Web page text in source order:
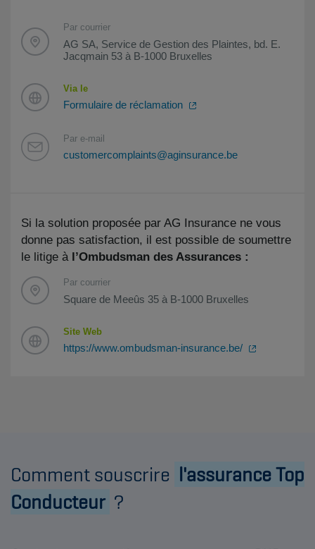
Par courrier
AG SA, Service de Gestion des Plaintes, bd. E.
Jacqmain 53 à B-1000 Bruxelles
Via le
Formulaire de réclamation
Par e-mail
customercomplaints@aginsurance.be
Si la solution proposée par AG Insurance ne vous
donne pas satisfaction, il est possible de soumettre
le litige à l’Ombudsman des Assurances :
Par courrier
Square de Meeûs 35 à B-1000 Bruxelles
Site Web
https://www.ombudsman-insurance.be/
Comment souscrire l'assurance Top
Conducteur ?